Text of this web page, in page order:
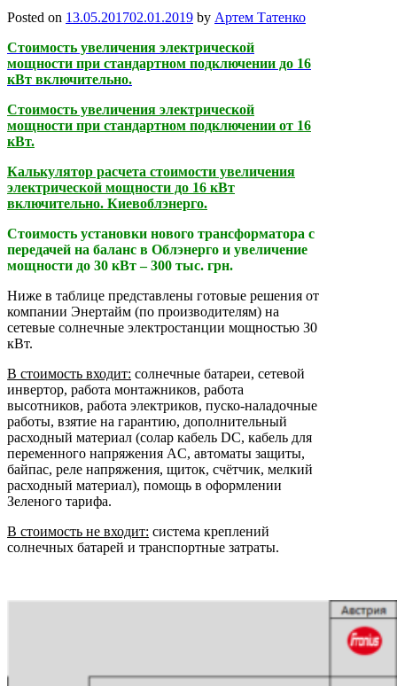
Posted on 13.05.201702.01.2019 by Артем Татенко
Стоимость увеличения электрической
мощности при стандартном подключении до 16
кВт включительно.
Стоимость увеличения электрической
мощности при стандартном подключении от 16
кВт.
Калькулятор расчета стоимости увеличения
электрической мощности до 16 кВт
включительно. Киевоблэнерго.
Стоимость установки нового трансформатора с
передачей на баланс в Облэнерго и увеличение
мощности до 30 кВт – 300 тыс. грн.
Ниже в таблице представлены готовые решения от
компании Энертайм (по производителям) на
сетевые солнечные электростанции мощностью 30
кВт.
В стоимость входит: солнечные батареи, сетевой
инвертор, работа монтажников, работа
высотников, работа электриков, пуско-наладочные
работы, взятие на гарантию, дополнительный
расходный материал (солар кабель DC, кабель для
переменного напряжения AC, автоматы защиты,
байпас, реле напряжения, щиток, счётчик, мелкий
расходный материал), помощь в оформлении
Зеленого тарифа.
В стоимость не входит: система креплений
солнечных батарей и транспортные затраты.